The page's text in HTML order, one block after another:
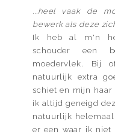
...heel vaak de
bewerk als deze
Ik heb al m'n
schouder een
moedervlek. Bij
natuurlijk extra
schiet en mijn
ik altijd geneigd
natuurlijk
er een waar ik niet